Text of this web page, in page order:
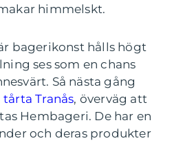
himmelskt.
bagerikonst hålls högt
ses som en chans
Så nästa gång
Tranås, överväg att
Hembageri. De har en
och deras produkter